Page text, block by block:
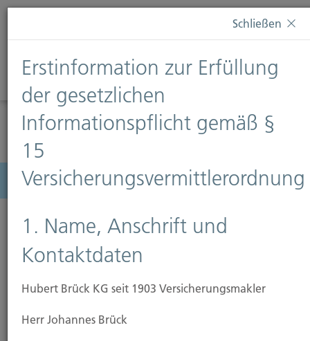
Diese Webseite verwendet Cookies. Wenn Sie weiterhin
Informationen finden Sie auf unserer SeiteDatenschutz
Diese Nachricht nicht erneut anzeigen
Menü
Schließen
Erstinformation zur Erfüllung
der gesetzlichen
Informationspflicht gemäß §
15
Versicherungsvermittlerordnung
1. Name, Anschrift und
Kontaktdaten
Hubert Brück KG seit 1903 Versicherungsmakler
Herr Johannes Brück